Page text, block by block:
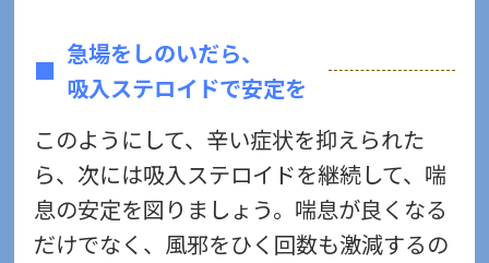
急場をしのいだら、
吸入ステロイドで安定を
このようにして、辛い症状を抑えられた
ら、次には吸入ステロイドを継続して、喘
息の安定を図りましょう。喘息が良くなる
だけでなく、風邪をひく回数も激減するの